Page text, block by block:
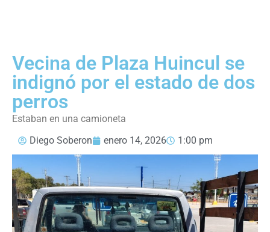
Vecina de Plaza Huincul se
indignó por el estado de dos
perros
Estaban en una camioneta
Diego Soberon
enero 14, 2026 1:00 pm